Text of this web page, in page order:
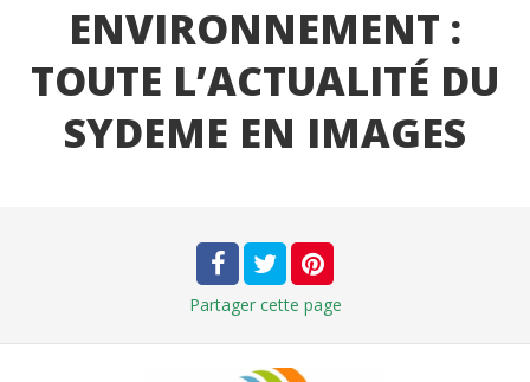
ENVIRONNEMENT :
TOUTE L’ACTUALITÉ DU
SYDEME EN IMAGES
Partager cette page